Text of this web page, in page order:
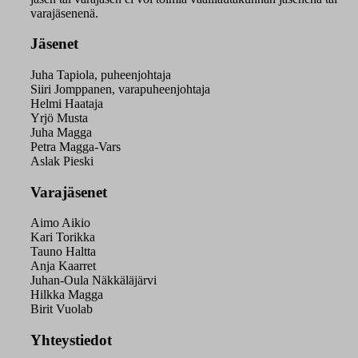
varajäsenenä.
Jäsenet
Juha Tapiola, puheenjohtaja
Siiri Jomppanen, varapuheenjohtaja
Helmi Haataja
Yrjö Musta
Juha Magga
Petra Magga-Vars
Aslak Pieski
Varajäsenet
Aimo Aikio
Kari Torikka
Tauno Haltta
Anja Kaarret
Juhan-Oula Näkkäläjärvi
Hilkka Magga
Birit Vuolab
Yhteystiedot